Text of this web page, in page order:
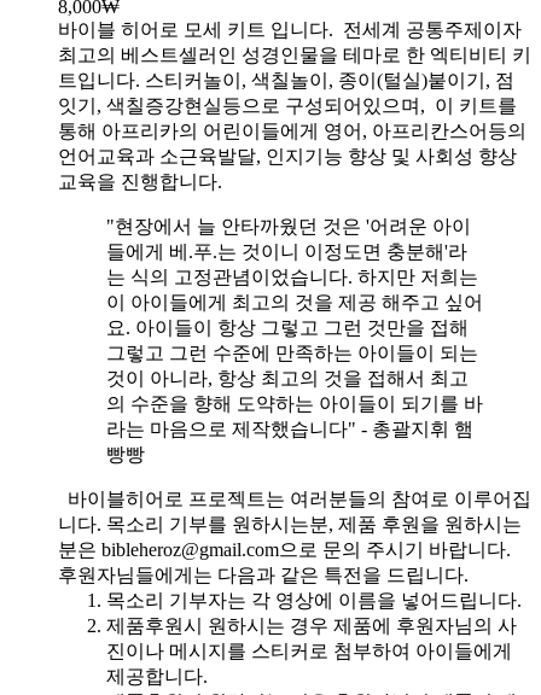
8,000₩
바이블 히어로 모세 키트 입니다. 전세계 공통주제이자
최고의 베스트셀러인 성경인물을 테마로 한 엑티비티 키
트입니다. 스티커놀이, 색칠놀이, 종이(털실)붙이기, 점
잇기, 색칠증강현실등으로 구성되어있으며, 이 키트를
통해 아프리카의 어린이들에게 영어, 아프리칸스어등의
언어교육과 소근육발달, 인지기능 향상 및 사회성 향상
교육을 진행합니다.
"현장에서 늘 안타까웠던 것은 '어려운 아이
들에게 베.푸.는 것이니 이정도면 충분해'라
는 식의 고정관념이었습니다. 하지만 저희는
이 아이들에게 최고의 것을 제공 해주고 싶어
요. 아이들이 항상 그렇고 그런 것만을 접해
그렇고 그런 수준에 만족하는 아이들이 되는
것이 아니라, 항상 최고의 것을 접해서 최고
의 수준을 향해 도약하는 아이들이 되기를 바
라는 마음으로 제작했습니다" - 총괄지휘 햄
빵빵
바이블히어로 프로젝트는 여러분들의 참여로 이루어집
니다. 목소리 기부를 원하시는분, 제품 후원을 원하시는
분은 bibleheroz@gmail.com으로 문의 주시기 바랍니다.
후원자님들에게는 다음과 같은 특전을 드립니다.
목소리 기부자는 각 영상에 이름을 넣어드립니다.
제품후원시 원하시는 경우 제품에 후원자님의 사
진이나 메시지를 스티커로 첨부하여 아이들에게
제공합니다.